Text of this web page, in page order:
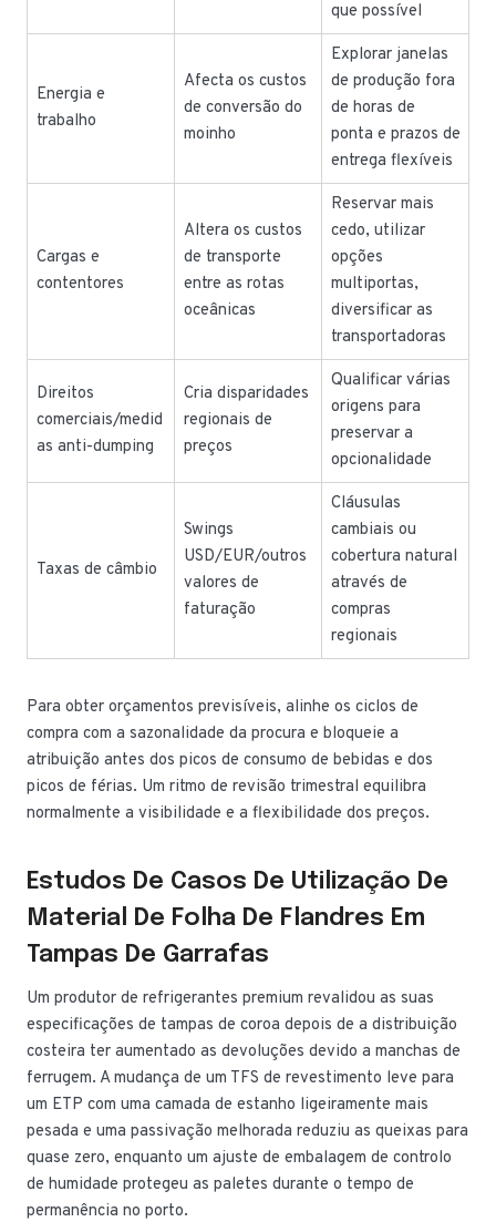
que possível
Energia e
trabalho
Afecta os custos
de conversão do
moinho
Explorar janelas
de produção fora
de horas de
ponta e prazos de
entrega flexíveis
Cargas e
contentores
Altera os custos
de transporte
entre as rotas
oceânicas
Reservar mais
cedo, utilizar
opções
multiportas,
diversificar as
transportadoras
Direitos
comerciais/medid
as anti-dumping
Cria disparidades
regionais de
preços
Qualificar várias
origens para
preservar a
opcionalidade
Taxas de câmbio
Swings
USD/EUR/outros
valores de
faturação
Cláusulas
cambiais ou
cobertura natural
através de
compras
regionais
Para obter orçamentos previsíveis, alinhe os ciclos de
compra com a sazonalidade da procura e bloqueie a
atribuição antes dos picos de consumo de bebidas e dos
picos de férias. Um ritmo de revisão trimestral equilibra
normalmente a visibilidade e a flexibilidade dos preços.
Estudos De Casos De Utilização De
Material De Folha De Flandres Em
Tampas De Garrafas
Um produtor de refrigerantes premium revalidou as suas
especificações de tampas de coroa depois de a distribuição
costeira ter aumentado as devoluções devido a manchas de
ferrugem. A mudança de um TFS de revestimento leve para
um ETP com uma camada de estanho ligeiramente mais
pesada e uma passivação melhorada reduziu as queixas para
quase zero, enquanto um ajuste de embalagem de controlo
de humidade protegeu as paletes durante o tempo de
permanência no porto.